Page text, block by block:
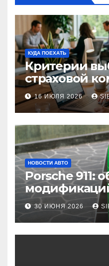
КУДА ПОЕХАТЬ
Критерии
страховой
году:
реальные
выплатах
16 ИЮЛЯ 2026
НОВОСТИ АВТО
Porsche 911:
30 ИЮНЯ 2026